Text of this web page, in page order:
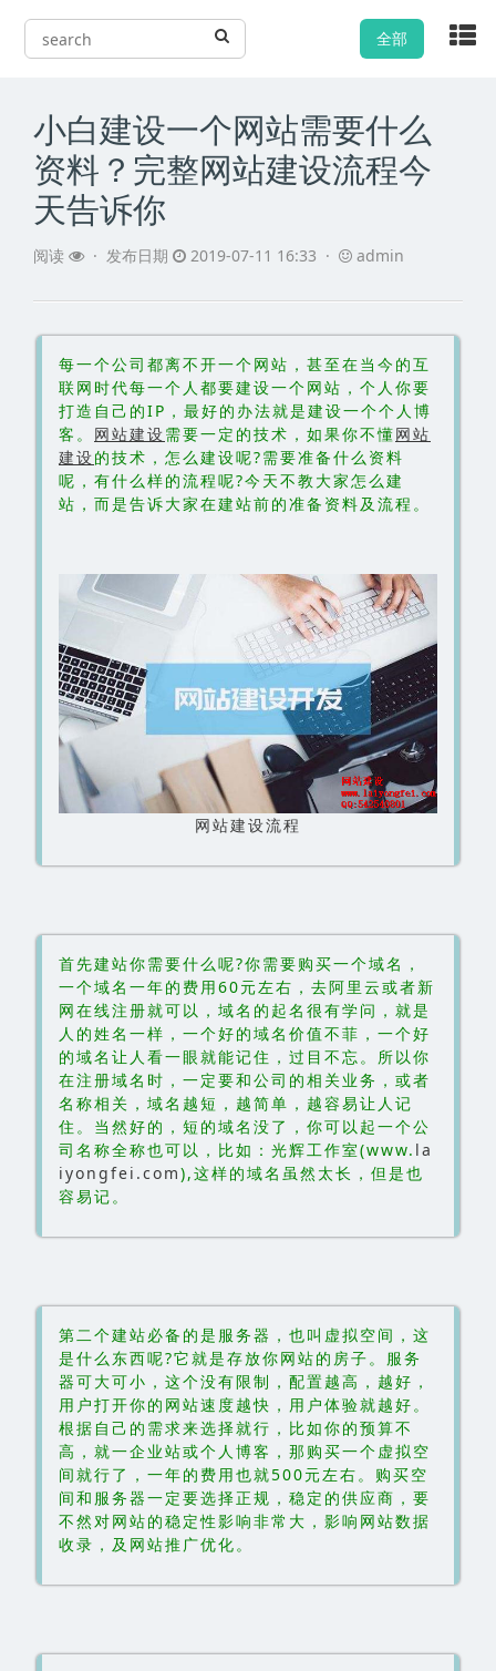
全部
小白建设一个网站需要什么
资料？完整网站建设流程今
天告诉你
阅读 · 发布日期 2019-07-11 16:33 · admin
每一个公司都离不开一个网站，甚至在当今的互
联网时代每一个人都要建设一个网站，个人你要
打造自己的IP，最好的办法就是建设一个个人博
客。 网站建设需要一定的技术，如果你不懂网站
建设的技术，怎么建设呢?需要准备什么资料
呢，有什么样的流程呢?今天不教大家怎么建
站，而是告诉大家在建站前的准备资料及流程。
网站建设流程
首先建站你需要什么呢?你需要购买一个域名，
一个域名一年的费用60元左右，去阿里云或者新
网在线注册就可以，域名的起名很有学问，就是
人的姓名一样，一个好的域名价值不菲，一个好
的域名让人看一眼就能记住，过目不忘。所以你
在注册域名时，一定要和公司的相关业务，或者
名称相关，域名越短，越简单，越容易让人记
住。当然好的，短的域名没了，你可以起一个公
司名称全称也可以，比如：光辉工作室(www. la
iyongfei.com),这样的域名虽然太长，但是也
容易记。
第二个建站必备的是服务器，也叫虚拟空间，这
是什么东西呢?它就是存放你网站的房子。服务
器可大可小，这个没有限制，配置越高，越好，
用户打开你的网站速度越快，用户体验就越好。
根据自己的需求来选择就行，比如你的预算不
高，就一企业站或个人博客，那购买一个虚拟空
间就行了，一年的费用也就500元左右。购买空
间和服务器一定要选择正规，稳定的供应商，要
不然对网站的稳定性影响非常大，影响网站数据
收录，及网站推广优化。